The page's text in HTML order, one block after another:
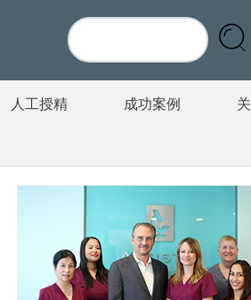
人工授精 成功案例